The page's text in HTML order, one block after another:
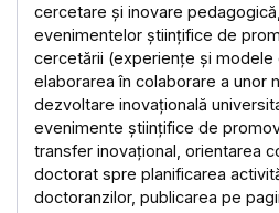
cercetare și inovare
evenimentelor științifice de
cercetării (experiențe și modele
elaborarea în colaborare a unor
dezvoltare inovațională
evenimente științifice de
transfer inovațional, orientarea
doctorat spre planificarea
doctoranzilor, publicarea pe